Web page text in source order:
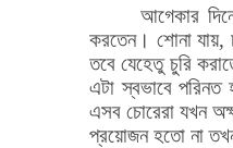
আগেকার
করতেন। শোনা যায়,
তবে যেহেতু চুরি
এটা স্বভাবে
এসব চোরেরা যখন
প্রয়োজন হতো না